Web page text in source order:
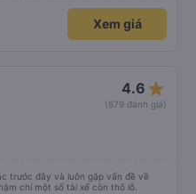
không như các xe khác mình từng
lại lần sau
Xem giá
4.6 star_rate
(879 đánh giá)
trước đây và luôn gặp vấn đề về
chí một số tài xế còn thô lỗ.